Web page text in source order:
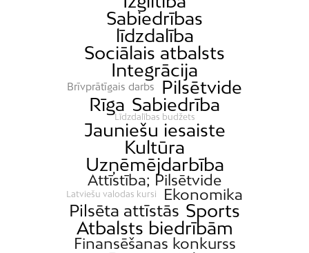
Sabiedrības
līdzdalība
Sociālais atbalsts
Integrācija
Brīvprātīgais darbs
Pilsētvide
Rīga Sabiedrība
Līdzdalības budžets
Jauniešu iesaiste
Kultūra
Uzņēmējdarbība
Attīstība; Pilsētvide
Latviešu valodas kursi Ekonomika
Pilsēta attīstās Sports
Atbalsts biedrībām
Finansēšanas konkurss